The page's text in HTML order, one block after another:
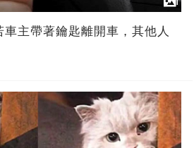
主帶著鑰匙離開車，其他人